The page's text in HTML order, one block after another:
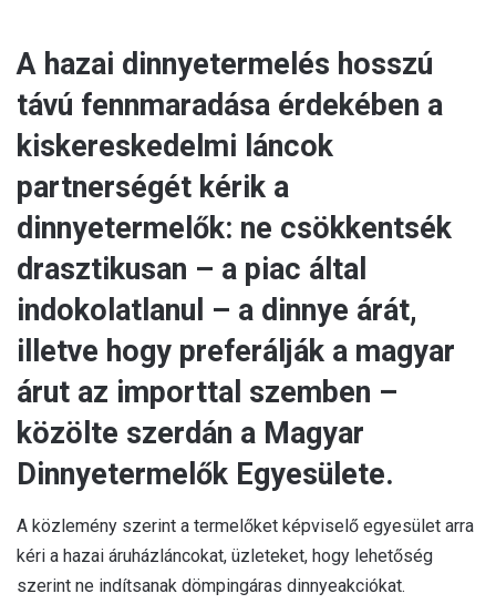
A hazai dinnyetermelés hosszú
távú fennmaradása érdekében a
kiskereskedelmi láncok
partnerségét kérik a
dinnyetermelők: ne csökkentsék
drasztikusan – a piac által
indokolatlanul – a dinnye árát,
illetve hogy preferálják a magyar
árut az importtal szemben –
közölte szerdán a Magyar
Dinnyetermelők Egyesülete.
A közlemény szerint a termelőket képviselő egyesület arra
kéri a hazai áruházláncokat, üzleteket, hogy lehetőség
szerint ne indítsanak dömpingáras dinnyeakciókat.